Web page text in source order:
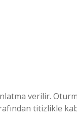
verilir.
titizlikle